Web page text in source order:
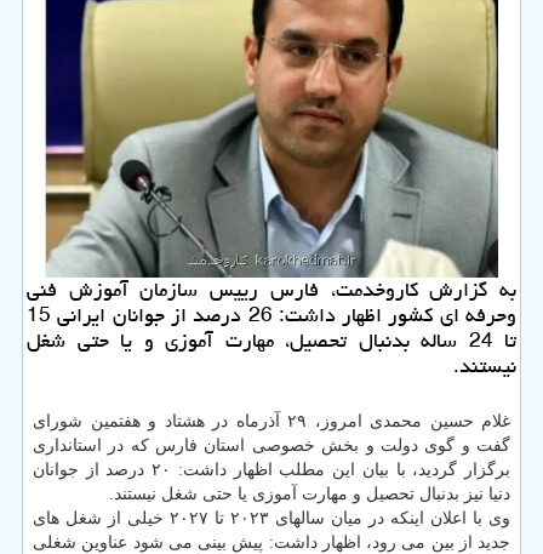
به گزارش کاروخدمت، فارس رییس سازمان آموزش فنی
وحرفه ای کشور اظهار داشت: 26 درصد از جوانان ایرانی 15
تا 24 ساله بدنبال تحصیل، مهارت آموزی و یا حتی شغل
نیستند.
غلام حسین محمدی امروز، ۲۹ آذرماه در هشتاد و هفتمین شورای
گفت و گوی دولت و بخش خصوصی استان فارس که در استانداری
برگزار گردید، با بیان این مطلب اظهار داشت: ۲۰ درصد از جوانان
دنیا نیز بدنبال تحصیل و مهارت آموزی یا حتی شغل نیستند.
وی با اعلان اینکه در میان سالهای ۲۰۲۳ تا ۲۰۲۷ خیلی از شغل های
جدید از بین می رود، اظهار داشت: پیش بینی می شود عناوین شغلی